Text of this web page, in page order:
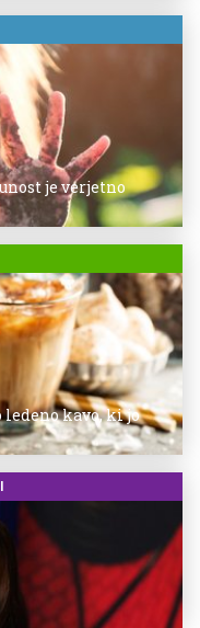
je verjetno
ledeno kavo, ki jo